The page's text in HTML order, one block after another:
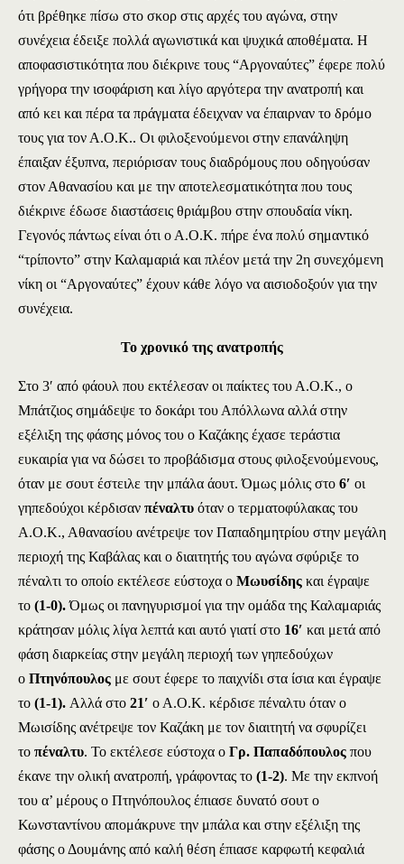
ότι βρέθηκε πίσω στο σκορ στις αρχές του αγώνα, στην
συνέχεια έδειξε πολλά αγωνιστικά και ψυχικά αποθέματα. Η
αποφασιστικότητα που διέκρινε τους “Αργοναύτες” έφερε πολύ
γρήγορα την ισοφάριση και λίγο αργότερα την ανατροπή και
από κει και πέρα τα πράγματα έδειχναν να έπαιρναν το δρόμο
τους για τον Α.Ο.Κ.. Οι φιλοξενούμενοι στην επανάληψη
έπαιξαν έξυπνα, περιόρισαν τους διαδρόμους που οδηγούσαν
στον Αθανασίου και με την αποτελεσματικότητα που τους
διέκρινε έδωσε διαστάσεις θριάμβου στην σπουδαία νίκη.
Γεγονός πάντως είναι ότι ο Α.Ο.Κ. πήρε ένα πολύ σημαντικό
“τρίποντο” στην Καλαμαριά και πλέον μετά την 2η συνεχόμενη
νίκη οι “Αργοναύτες” έχουν κάθε λόγο να αισιοδοξούν για την
συνέχεια.
Το χρονικό της ανατροπής
Στο 3′ από φάουλ που εκτέλεσαν οι παίκτες του Α.Ο.Κ., ο
Μπάτζιος σημάδεψε το δοκάρι του Απόλλωνα αλλά στην
εξέλιξη της φάσης μόνος του ο Καζάκης έχασε τεράστια
ευκαιρία για να δώσει το προβάδισμα στους φιλοξενούμενους,
όταν με σουτ έστειλε την μπάλα άουτ. Όμως μόλις στο 6′ οι
γηπεδούχοι κέρδισαν πέναλτυ όταν ο τερματοφύλακας του
Α.Ο.Κ., Αθανασίου ανέτρεψε τον Παπαδημητρίου στην μεγάλη
περιοχή της Καβάλας και ο διαιτητής του αγώνα σφύριξε το
πέναλτι το οποίο εκτέλεσε εύστοχα ο Μωυσίδης και έγραψε
το (1-0).Όμως οι πανηγυρισμοί για την ομάδα της Καλαμαριάς
κράτησαν μόλις λίγα λεπτά και αυτό γιατί στο 16′ και μετά από
φάση διαρκείας στην μεγάλη περιοχή των γηπεδούχων
ο Πτηνόπουλος με σουτ έφερε το παιχνίδι στα ίσια και έγραψε
το (1-1). Αλλά στο 21′ ο Α.Ο.Κ. κέρδισε πέναλτυ όταν ο
Μωισίδης ανέτρεψε τον Καζάκη με τον διαιτητή να σφυρίζει
το πέναλτυ. Το εκτέλεσε εύστοχα ο Γρ. Παπαδόπουλος που
έκανε την ολική ανατροπή, γράφοντας το (1-2). Με την εκπνοή
του α’ μέρους ο Πτηνόπουλος έπιασε δυνατό σουτ ο
Κωνσταντίνου απομάκρυνε την μπάλα και στην εξέλιξη της
φάσης ο Δουμάνης από καλή θέση έπιασε καρφωτή κεφαλιά